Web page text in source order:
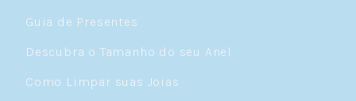
Guia de Presentes
Descubra o Tamanho do seu Anel
Como Limpar suas Joias